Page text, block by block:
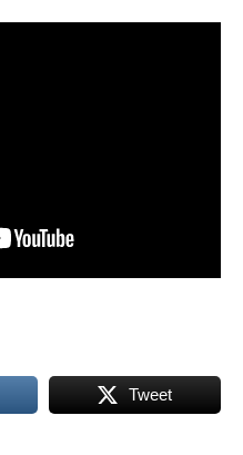
Tweet